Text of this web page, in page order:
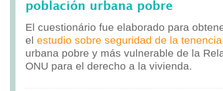
población urbana pobre
El cuestionário fue elaborado para
el estudio sobre seguridad de la tenencia
urbana pobre y más vulnerable de la
ONU para el derecho a la vivienda.